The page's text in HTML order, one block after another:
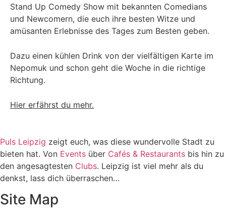
Stand Up Comedy Show mit bekannten Comedians
und Newcomern, die euch ihre besten Witze und
amüsanten Erlebnisse des Tages zum Besten geben.
Dazu einen kühlen Drink von der vielfältigen Karte im
Nepomuk und schon geht die Woche in die richtige
Richtung.
Hier erfährst du mehr.
Puls Leipzig zeigt euch, was diese wundervolle Stadt zu
bieten hat. Von Events über Cafés & Restaurants bis hin zu
den angesagtesten Clubs. Leipzig ist viel mehr als du
denkst, lass dich überraschen…
Site Map